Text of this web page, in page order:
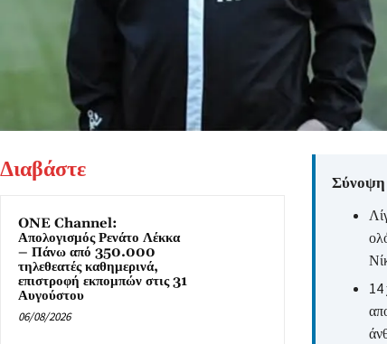
Διαβάστε
ONE Channel:
Απολογισμός Ρενάτο Λέκκα
– Πάνω από 350.000
τηλεθεατές καθημερινά,
επιστροφή εκπομπών στις 31
Αυγούστου
06/08/2026
14